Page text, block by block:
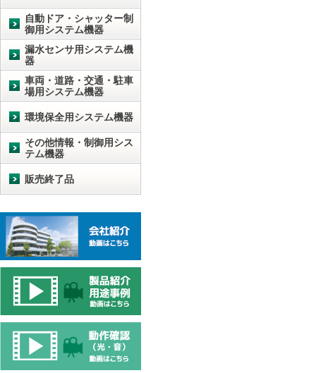
自動ドア・シャッター制
御用システム機器
漏水センサ用システム機
器
車両・道路・交通・駐車
場用システム機器
環境保全用システム機器
その他情報・制御用シス
テム機器
販売終了品